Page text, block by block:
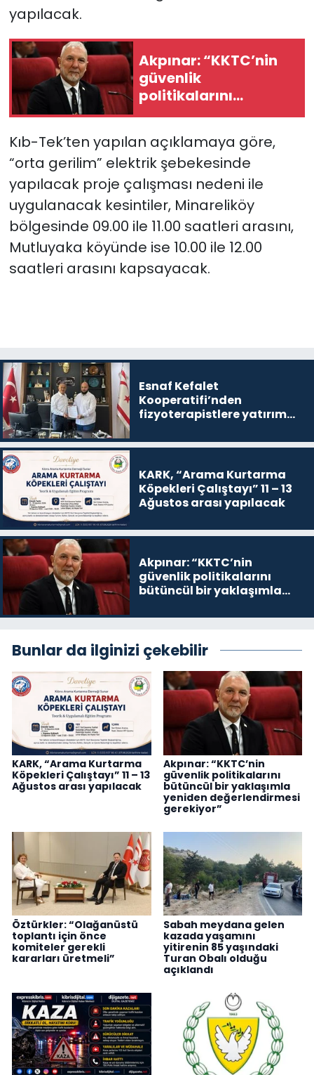
yapılacak.
Akpınar: “KKTC’nin
güvenlik
politikalarını
bütüncül bir
değerlendirmesi
gerekiyor”
Kıb-Tek’ten yapılan açıklamaya göre,
“orta gerilim” elektrik şebekesinde
yapılacak proje çalışması nedeni ile
uygulanacak kesintiler, Minareliköy
bölgesinde 09.00 ile 11.00 saatleri arasını,
Mutluyaka köyünde ise 10.00 ile 12.00
saatleri arasını kapsayacak.
Esnaf Kefalet
Kooperatifi’nden
fizyoterapistlere yatırım
KARK, “Arama Kurtarma
Köpekleri Çalıştayı” 11 – 13
Ağustos arası yapılacak
Akpınar: “KKTC’nin
güvenlik politikalarını
bütüncül bir yaklaşımla
gerekiyor”
Bunlar da ilginizi çekebilir
KARK, “Arama Kurtarma
Köpekleri Çalıştayı” 11 – 13
Ağustos arası yapılacak
Akpınar: “KKTC’nin
güvenlik politikalarını
bütüncül bir yaklaşımla
yeniden değerlendirmesi
gerekiyor”
Öztürkler: “Olağanüstü
toplantı için önce
komiteler gerekli
kararları üretmeli”
Sabah meydana gelen
kazada yaşamını
yitirenin 85 yaşındaki
Turan Obalı olduğu
açıklandı
Spor
Teknoloji
TÜRKiYE
Video Galeri
YAŞAM
Yazarlar